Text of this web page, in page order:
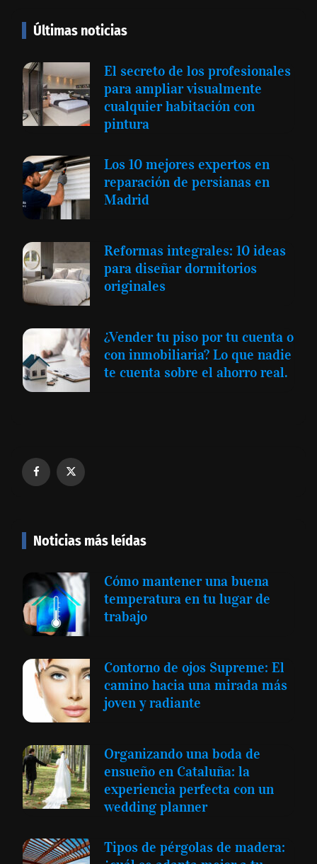
Últimas noticias
El secreto de los profesionales
para ampliar visualmente
cualquier habitación con
pintura
Los 10 mejores expertos en
reparación de persianas en
Madrid
Reformas integrales: 10 ideas
para diseñar dormitorios
originales
¿Vender tu piso por tu cuenta o
con inmobiliaria? Lo que nadie
te cuenta sobre el ahorro real.
Noticias más leídas
Cómo mantener una buena
temperatura en tu lugar de
trabajo
Contorno de ojos Supreme: El
camino hacia una mirada más
joven y radiante
Organizando una boda de
ensueño en Cataluña: la
experiencia perfecta con un
wedding planner
Tipos de pérgolas de madera: